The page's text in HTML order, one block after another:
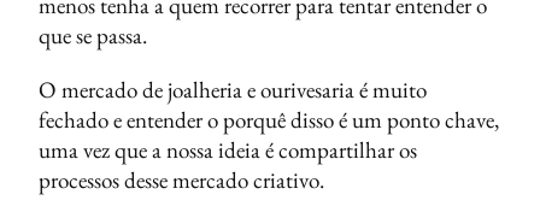
que se passa.
O mercado de joalheria e ourivesaria é muito
fechado e entender o porquê disso é um ponto chave,
uma vez que a nossa ideia é compartilhar os
processos desse mercado criativo.